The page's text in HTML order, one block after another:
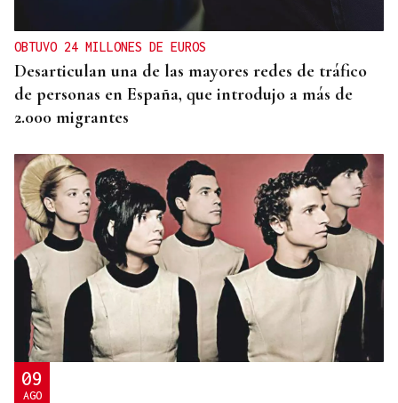
OBTUVO 24 MILLONES DE EUROS
Desarticulan una de las mayores redes de tráfico
de personas en España, que introdujo a más de
2.000 migrantes
09
AGO